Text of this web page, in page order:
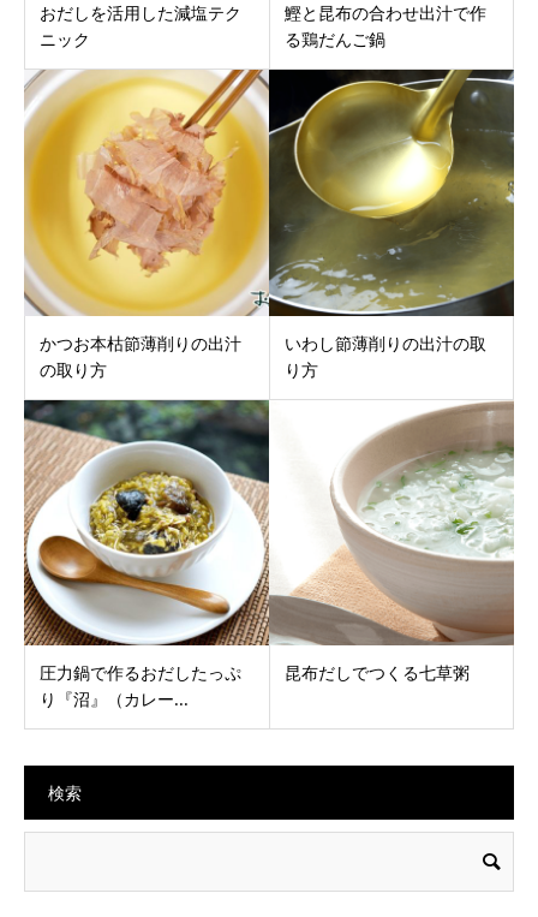
おだしを活用した減塩テク
ニック
鰹と昆布の合わせ出汁で作
る鶏だんご鍋
かつお本枯節薄削りの出汁
の取り方
いわし節薄削りの出汁の取
り方
圧力鍋で作るおだしたっぷ
り『沼』（カレー...
昆布だしでつくる七草粥
検索